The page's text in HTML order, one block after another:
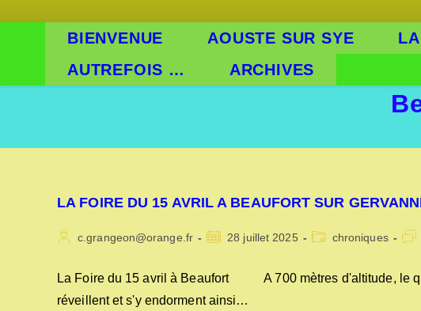
BIENVENUE AOUSTE SUR SYE
AUTREFOIS …
ARCHIVES
LA FOIRE DU 15 AVRIL A BEAUFORT SUR
Auteur/autrice
publication :
c.grangeon@orange.fr
Publication
28 juillet 2025
Postchroniques
La Foire du 15 avril à Beaufort A 700 mètres d'altitude, le
réveillent et s'y endorment ainsi…